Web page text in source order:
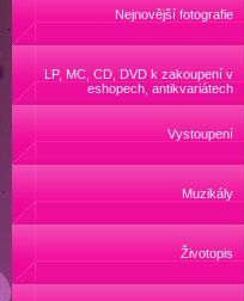
Nejnovější fotografie
LP, MC, CD, DVD k zakoupení v
eshopech, antikvariátech
Vystoupení
Muzikály
Životopis